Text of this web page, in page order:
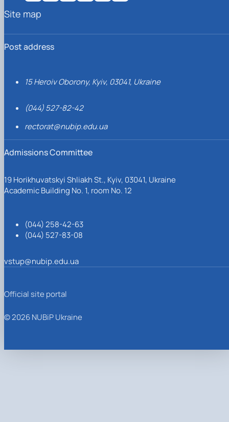
Post address
15 Heroiv Oborony, Kyiv, 03041, Ukraine
(044) 527-82-42
rectorat@nubip.edu.ua
Admissions Committee
19 Horikhuvatskyi Shliakh St., Kyiv, 03041, Ukraine
Academic Building No. 1, room No. 12
(044) 258-42-63
(044) 527-83-08
vstup@nubip.edu.ua
Site map
Official site portal
© 2026 NUBiP Ukraine